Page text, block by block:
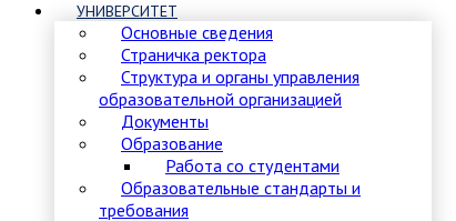
УНИВЕРСИТЕТ
Основные сведения
Страничка ректора
Структура и органы управления
образовательной организацией
Документы
Образование
Работа со студентами
Образовательные стандарты и
требования